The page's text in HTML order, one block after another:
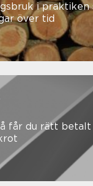
i praktiken så skapas
över tid